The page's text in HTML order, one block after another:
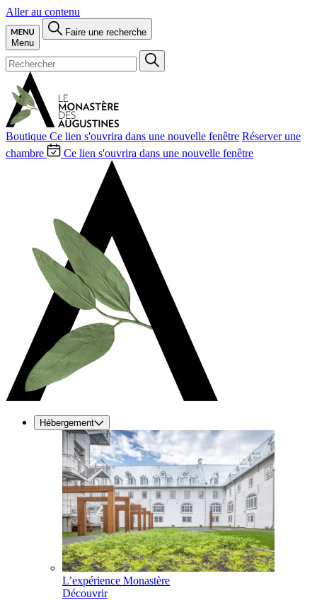
Aller au contenu
Menu
Faire une recherche
Boutique Ce lien s'ouvrira dans une nouvelle fenêtre Réserver une
chambre
Ce lien s'ouvrira dans une nouvelle fenêtre
Hébergement
L’expérience Monastère
Découvrir